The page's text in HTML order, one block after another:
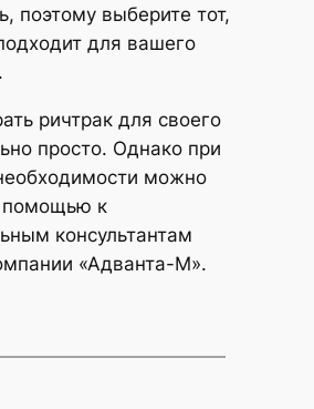
поэтому выберите тот,
для вашего
ричтрак для своего
просто. Однако при
можно
помощью к
консультантам
«Адванта-М».